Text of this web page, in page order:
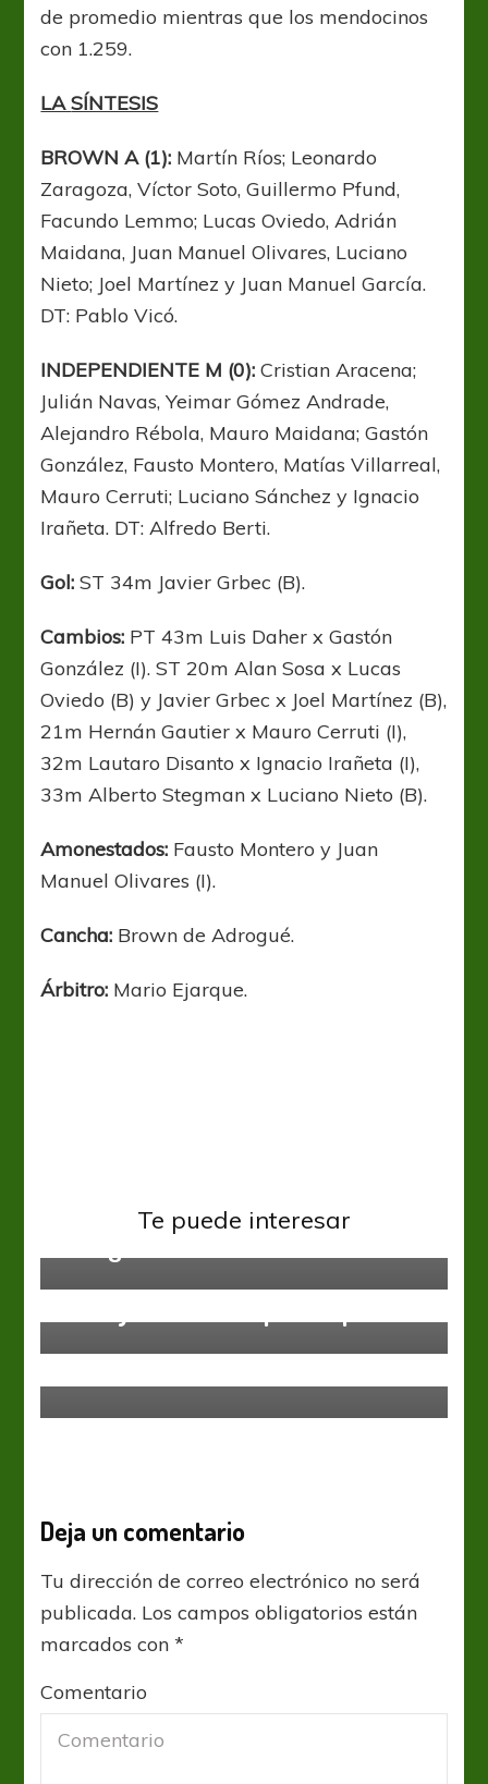
de promedio mientras que los mendocinos
con 1.259.
LASÍNTESIS
BROWN A (1): Martín Ríos; Leonardo
Zaragoza, Víctor Soto, Guillermo Pfund,
Facundo Lemmo; Lucas Oviedo, Adrián
Maidana, Juan Manuel Olivares, Luciano
Nieto; Joel Martínez y Juan Manuel García.
DT: Pablo Vicó.
INDEPENDIENTE M (0): Cristian Aracena;
Julián Navas, Yeimar Gómez Andrade,
Alejandro Rébola, Mauro Maidana; Gastón
González, Fausto Montero, Matías Villarreal,
Mauro Cerruti; Luciano Sánchez y Ignacio
Irañeta. DT: Alfredo Berti.
Gol: ST 34m Javier Grbec (B).
Cambios: PT 43m Luis Daher x Gastón
González (I). ST 20m Alan Sosa x Lucas
Oviedo (B) y Javier Grbec x Joel Martínez (B),
21m Hernán Gautier x Mauro Cerruti (I),
32m Lautaro Disanto x Ignacio Irañeta (I),
33m Alberto Stegman x Luciano Nieto (B).
Amonestados: Fausto Montero y Juan
Manuel Olivares (I).
Cancha: Brown de Adrogué.
Árbitro: Mario Ejarque.
Te puede interesar
Brown y Los Andes se miden en
Deja un comentario
Tu dirección de correo electrónico no será
publicada. Los campos obligatorios están
marcados con*
Comentario